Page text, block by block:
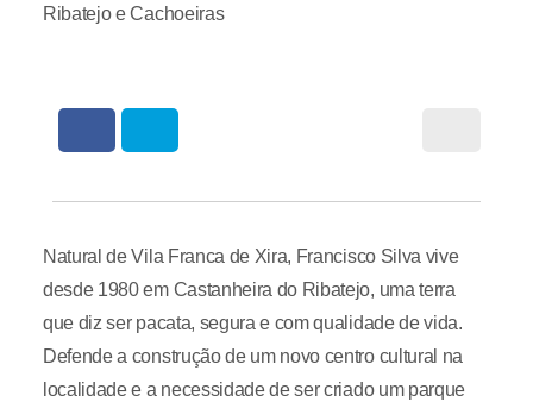
Ribatejo e Cachoeiras
Natural de Vila Franca de Xira, Francisco Silva vive
desde 1980 em Castanheira do Ribatejo, uma terra
que diz ser pacata, segura e com qualidade de vida.
Defende a construção de um novo centro cultural na
localidade e a necessidade de ser criado um parque